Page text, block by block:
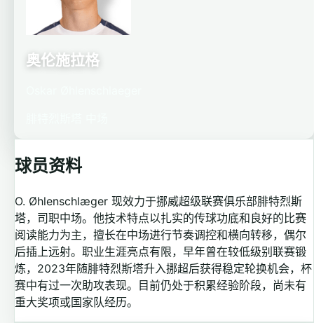
奥伦施拉格
球员资料
O. Øhlenschlæger 现效力于挪威超级联赛俱乐部腓特烈斯
塔，司职中场。他技术特点以扎实的传球功底和良好的比赛
阅读能力为主，擅长在中场进行节奏调控和横向转移，偶尔
后插上远射。职业生涯亮点有限，早年曾在较低级别联赛锻
炼，2023年随腓特烈斯塔升入挪超后获得稳定轮换机会，杯
赛中有过一次助攻表现。目前仍处于积累经验阶段，尚未有
重大奖项或国家队经历。